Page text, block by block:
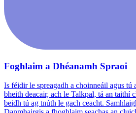
Foghlaim a Dhéanamh Spraoi
Is féidir le spreagadh a choinneáil agus tú
bheith deacair, ach le Talkpal, tá an taithí
beidh tú ag tnúth le gach ceacht.